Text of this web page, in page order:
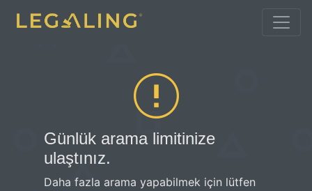
Günlük arama limitinize
ulaştınız.
Daha fazla arama yapabilmek için lütfen